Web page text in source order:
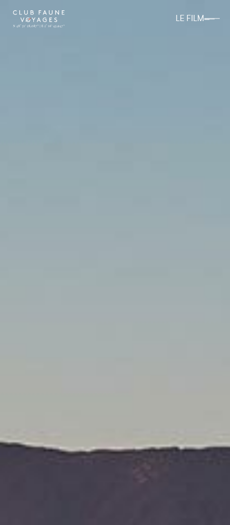
LE FILM